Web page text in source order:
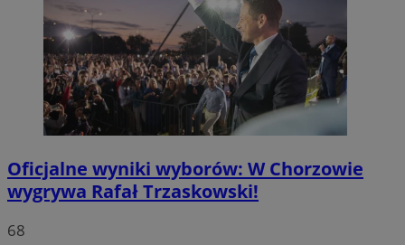
Oficjalne wyniki wyborów: W Chorzowie
wygrywa Rafał Trzaskowski!
68